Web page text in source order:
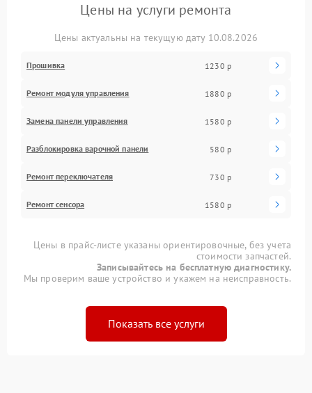
Цены на услуги ремонта
Цены актуальны на текущую дату 10.08.2026
Прошивка 1230 р
Ремонт модуля управления 1880 р
Замена панели управления 1580 р
Разблокировка варочной панели 580 р
Ремонт переключателя 730 р
Ремонт сенсора 1580 р
Цены в прайс-листе указаны ориентировочные, без учета
стоимости запчастей.
Записывайтесь на бесплатную диагностику.
Мы проверим ваше устройство и укажем на неисправность.
Показать все услуги